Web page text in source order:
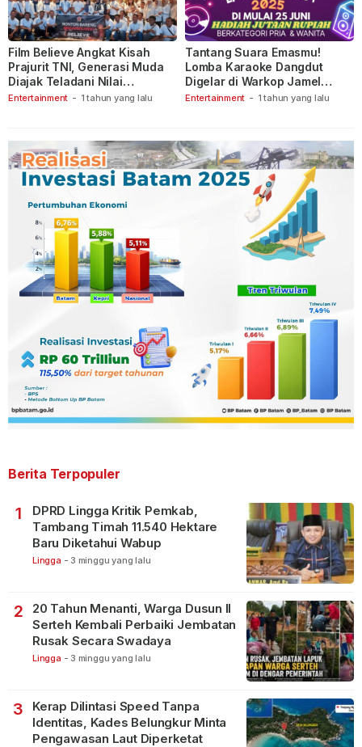
Entertainment - 1 tahun yang lalu
Film Believe Angkat Kisah
Prajurit TNI, Generasi Muda
Diajak Teladani Nilai
Keberanian
Entertainment - 1 tahun yang lalu
Tantang Suara Emasmu!
Lomba Karaoke Dangdut
Digelar di Warkop Jamel
Ganet
Berita Terpopuler
1
DPRD Lingga Kritik Pemkab,
Tambang Timah 11.540 Hektare
Baru Diketahui Wabup
Lingga - 3 minggu yang lalu
2
20 Tahun Menanti, Warga Dusun II
Serteh Kembali Perbaiki Jembatan
Rusak Secara Swadaya
Lingga - 3 minggu yang lalu
3
Kerap Dilintasi Speed Tanpa
Identitas, Kades Belungkur Minta
Pengawasan Laut Diperketat